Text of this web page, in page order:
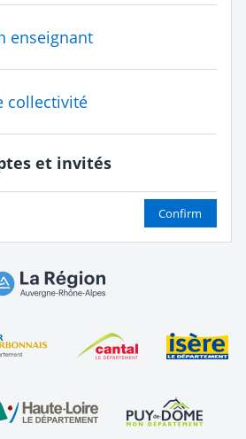
enseignant
collectivité
et invités